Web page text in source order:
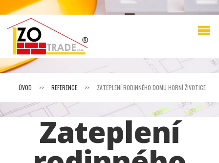
ÚVOD >> REFERENCE >> ZATEPLENÍ RODINNÉHO DOMU HORNÍ ŽIVOTICE
Zateplení